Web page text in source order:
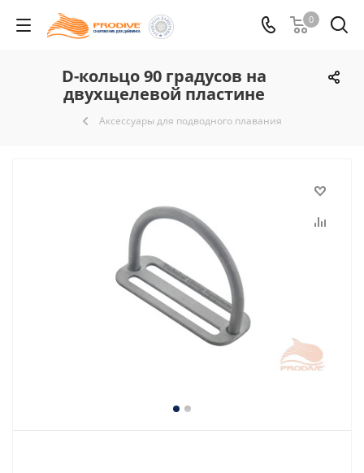
0
D-кольцо 90 градусов на
двухщелевой пластине
Аксессуары для подводного плавания